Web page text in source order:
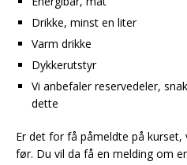
Drikke, minst en liter
Varm drikke
Dykkerutstyr
Vi anbefaler reservedeler,
dette
Er det for få påmeldte på
før. Du vil da få en melding om